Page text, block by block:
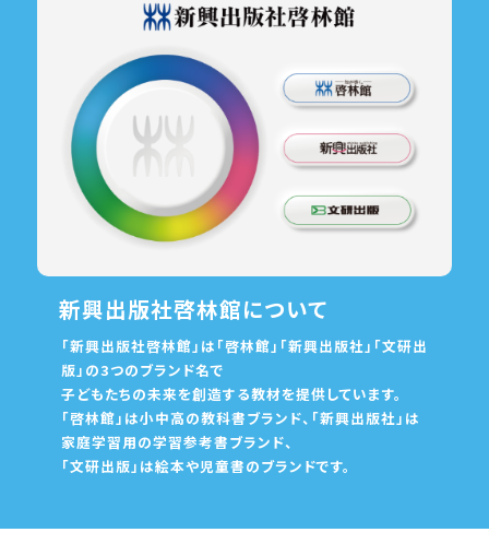
新興出版社啓林館について
「新興出版社啓林館」は「啓林館」「新興出版社」「文研出
版」の3つのブランド名で
子どもたちの未来を創造する教材を提供しています。
「啓林館」は小中高の教科書ブランド、「新興出版社」は
家庭学習用の学習参考書ブランド、
「文研出版」は絵本や児童書のブランドです。